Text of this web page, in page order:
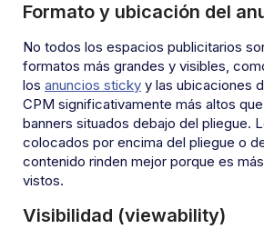
Formato y ubicación del
No todos los espacios publicitarios
formatos más grandes y visibles,
los anuncios sticky y las ubicaciones
CPM significativamente más altos
banners situados debajo del pliegue.
colocados por encima del pliegue o
contenido rinden mejor porque es
vistos.
Visibilidad (viewability)